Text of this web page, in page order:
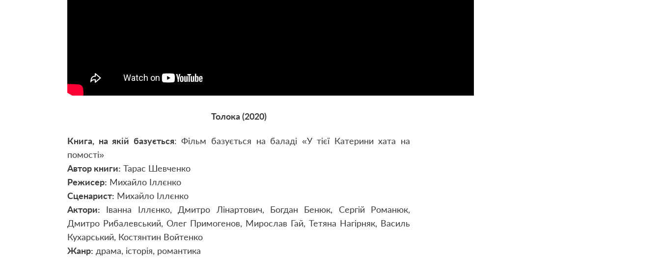
Толока (2020)
Книга, на якій базується: Фільм базується на баладі «У тієї Катерини хата на
помості»
Автор книги: Тарас Шевченко
Режисер: Михайло Іллєнко
Сценарист: Михайло Іллєнко
Актори: Іванна Іллєнко, Дмитро Лінартович, Богдан Бенюк, Сергій Романюк,
Дмитро Рибалевський, Олег Примогенов, Мирослав Гай, Тетяна Нагірняк, Василь
Кухарський, Костянтин Войтенко
Жанр: драма, історія, романтика